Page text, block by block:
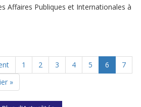
Affaires Publiques et Internationales à
1 2 3 4 5 6
7
»